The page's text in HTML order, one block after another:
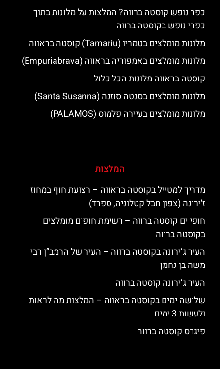
כפר נופש קוסטה ברווה? המלצות על מלונות בתוך
כפרי נופש בקוסטה ברווה
מלונות מומלצים בטמריו (Tamariu) קוסטה בראווה
מלונות מומלצים באמפוריה בראווה (Empuriabrava)
קוסטה בראווה מלונות הכל כלול
מלונות מומלצים בסנטה סוזנה (Santa Susanna)
מלונות מומלצים בעיירה פלמוס (PALAMOS)
המלצות
מדריך למטייל בקוסטה בראווה – רצועת חוף במחוז
ז'ירונה (צפון חבל קטלוניה, ספרד)
חופי ים קוסטה ברווה – רשימת חופים מומלצים
בקוסטה ברווה
העיר ג’ירונה בקוסטה ברווה – העיר של הרמב”ן רבי
משה בן נחמן
העיר ג’ירונה קוסטה ברווה
שלושה ימים בקוסטה בראווה – המלצות מה לראות
ולעשות 3 ימים
פיגרס קוסטה ברווה